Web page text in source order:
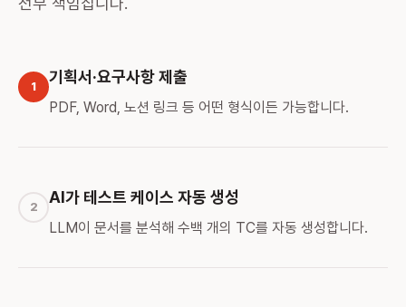
1
기획서·요구사항 제출
PDF, Word, 노션 링크 등 어떤 형식이든 가능합니다.
2
AI가 테스트 케이스 자동 생성
LLM이 문서를 분석해 수백 개의 TC를 자동 생성합니다.